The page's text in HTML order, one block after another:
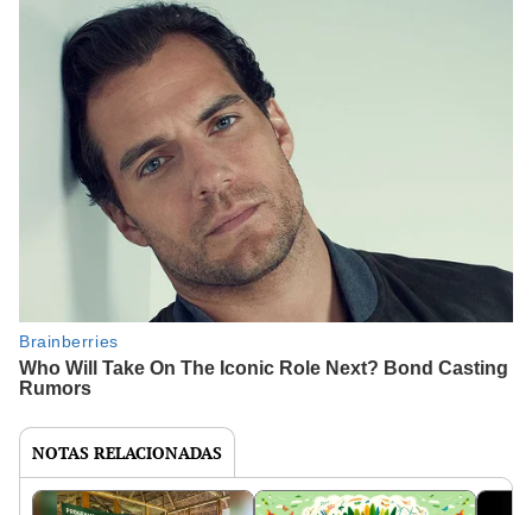
NOTAS RELACIONADAS